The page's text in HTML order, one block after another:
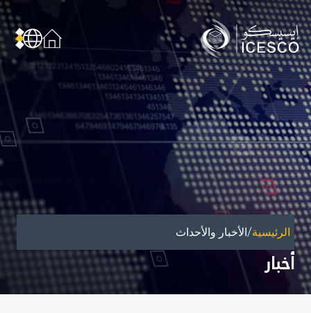
من نحن
عن الإيسيسكو
الحوكمة
مجال عملنا
مجالات الخبرة
الأمانة العامة للجان الوطنية والمؤتمرات
الشراكات
تأثيرنا
أهداف التنمية المستدامة
الرئيسية/الأخبار والأحداث
أخبار